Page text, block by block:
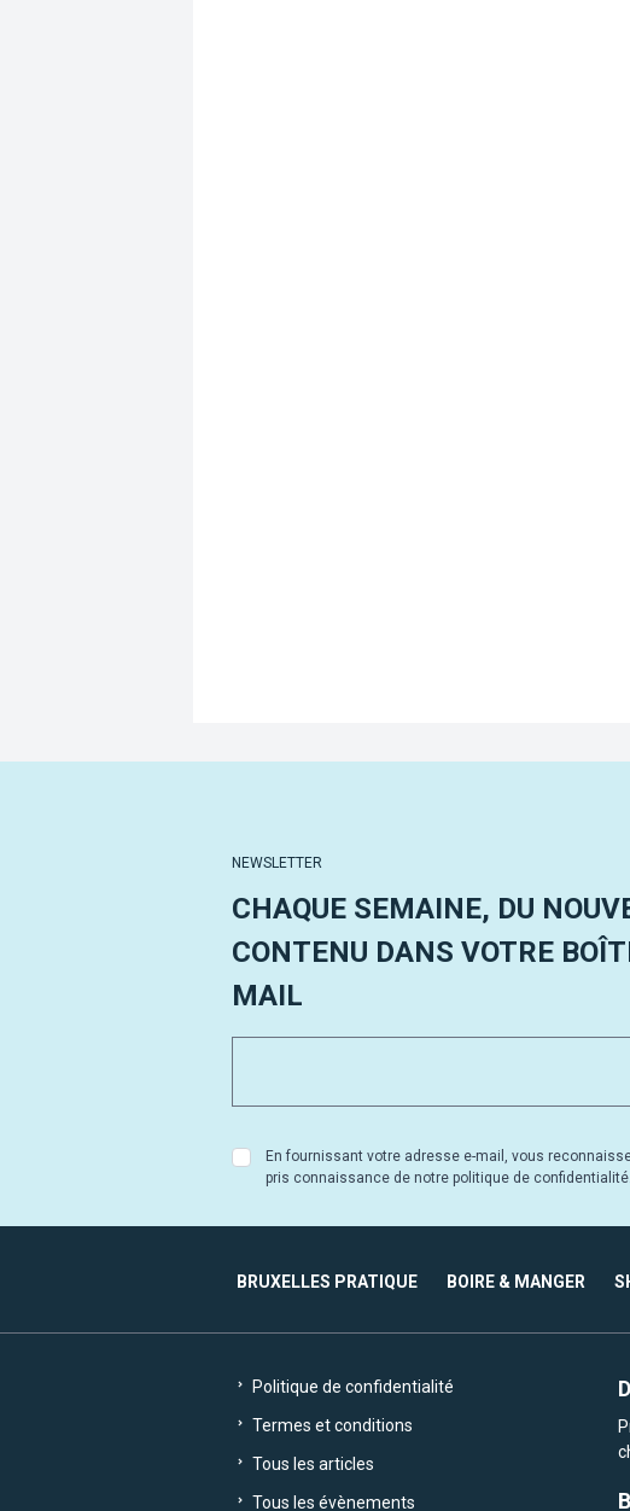
NEWSLETTER
CHAQUE SEMAINE, DU
CONTENU DANS VOTRE
MAIL
En fournissant votre adresse e-mail, vous
pris connaissance de notre politique de confidentialité.
BRUXELLES PRATIQUE BOIRE & MANGER
Politique de confidentialité
Termes et conditions
Tous les articles
Tous les évènements